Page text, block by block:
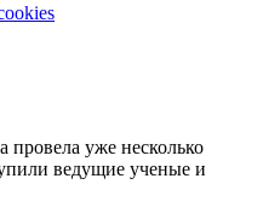
провела уже несколько
ведущие ученые и